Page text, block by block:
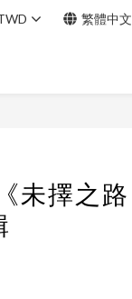
繁體中文
未擇之路